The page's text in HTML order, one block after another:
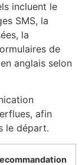
incluent le
SMS, la
la
de
anglais selon
afin
le départ.